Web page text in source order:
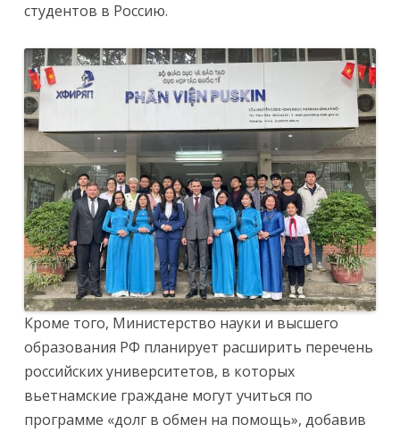
студентов в Россию.
Кроме того, Министерство науки и высшего
образования РФ планирует расширить перечень
российских университетов, в которых
вьетнамские граждане могут учиться по
программе «долг в обмен на помощь», добавив